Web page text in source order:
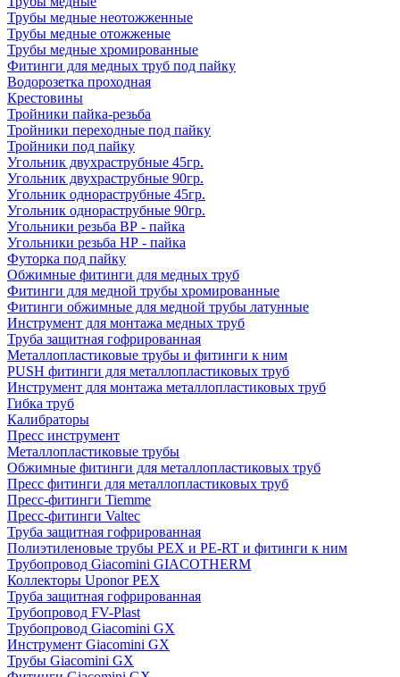
Трубы медные неотожженные
Трубы медные отожженые
Трубы медные хромированные
Фитинги для медных труб под пайку
Водорозетка проходная
Крестовины
Тройники пайка-резьба
Тройники переходные под пайку
Тройники под пайку
Угольник двухраструбные 45гр.
Угольник двухраструбные 90гр.
Угольник однораструбные 45гр.
Угольник однораструбные 90гр.
Угольники резьба ВР - пайка
Угольники резьба НР - пайка
Футорка под пайку
Обжимные фитинги для медных труб
Фитинги для медной трубы хромированные
Фитинги обжимные для медной трубы латунные
Инструмент для монтажа медных труб
Труба защитная гофрированная
Металлопластиковые трубы и фитинги к ним
PUSH фитинги для металлопластиковых труб
Инструмент для монтажа металлопластиковых труб
Гибка труб
Калибраторы
Пресс инструмент
Металлопластиковые трубы
Обжимные фитинги для металлопластиковых труб
Пресс фитинги для металлопластиковых труб
Пресс-фитинги Tiemme
Пресс-фитинги Valtec
Труба защитная гофрированная
Полиэтиленовые трубы PEX и PE-RT и фитинги к ним
Трубопровод Giacomini GIACOTHERM
Коллекторы Uponor PEX
Труба защитная гофрированная
Трубопровод FV-Plast
Трубопровод Giacomini GX
Инструмент Giacomini GX
Трубы Giacomini GX